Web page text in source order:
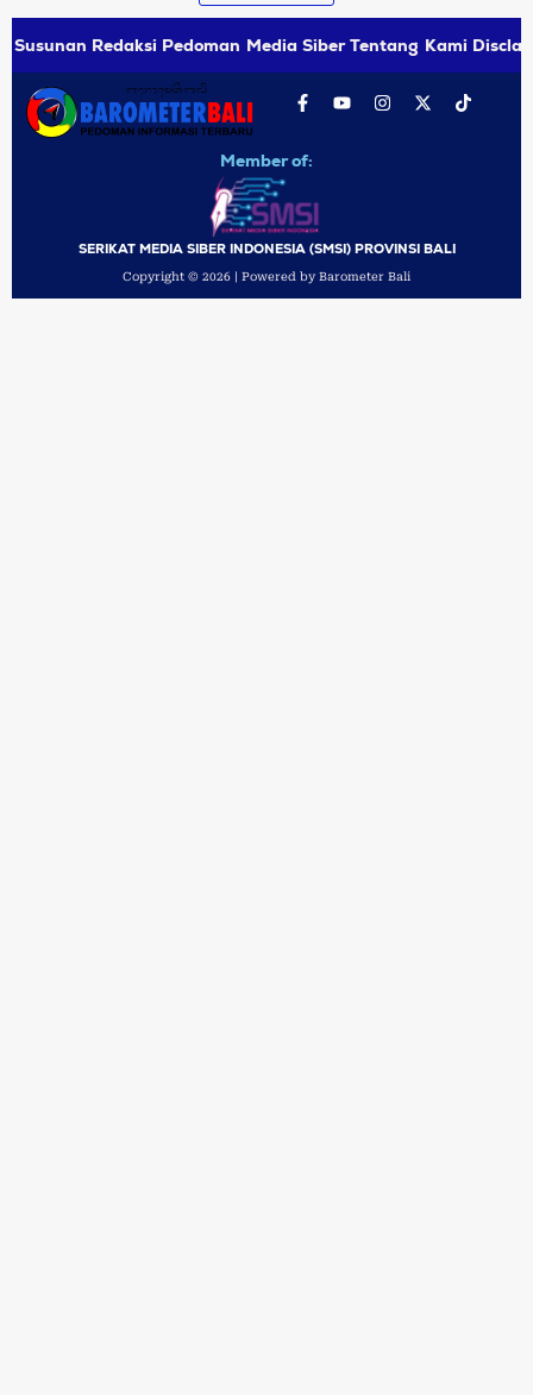
Susunan Redaksi Pedoman Media Siber Tentang Kami
Member of:
SERIKAT MEDIA SIBER INDONESIA (SMSI) PROVINSI BALI
Copyright © 2026 | Powered by Barometer Bali